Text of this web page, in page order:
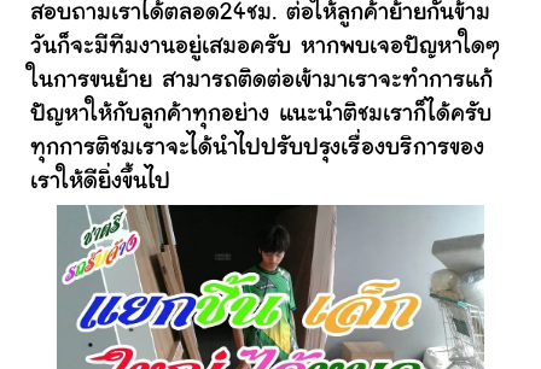
สอบถามเราได้ตลอด24ชม. ต่อให้ลูกค้าย้ายกันข้าม
วันก็จะมีทีมงานอยู่เสมอครับ หากพบเจอปัญหาใดๆ
ในการขนย้าย สามารถติดต่อเข้ามาเราจะทำการแก้
ปัญหาให้กับลูกค้าทุกอย่าง แนะนำติชมเราก็ได้ครับ
ทุกการติชมเราจะได้นำไปปรับปรุงเรื่องบริการของ
เราให้ดียิ่งขึ้นไป